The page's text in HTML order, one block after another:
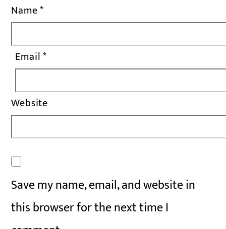
Name*
Email*
Website
Save my name, email, and website in
this browser for the next time I